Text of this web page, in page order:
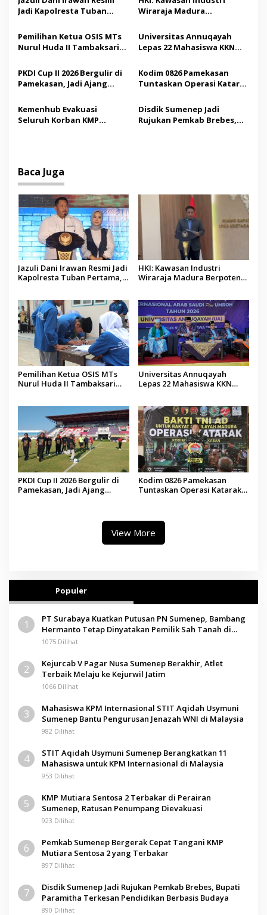
i
p
o
s
Jadi Kapolresta Tuban
Harkamtibmas
Wiraraja Madura
Pertumbuhan Ekonomi
Baru
Pemilihan Ketua OSIS MTs
Nurul Huda II Tambaksari
Demokrasi bagi Siswa
Universitas Annuqayah
Lepas 22 Mahasiswa KKN
Saudi
PKDI Cup II 2026 Bergulir di
Pamekasan, Jadi Ajang
Madura
Kodim 0826 Pamekasan
Tuntaskan Operasi Katarak
Tindakan Medis
Kemenhub Evakuasi
Seluruh Korban KMP
Disdik Sumenep Jadi
Rujukan Pemkab Brebes,
Baca Juga
Jazuli Dani Irawan Resmi Jadi
Kapolresta Tuban Pertama,
HKI: Kawasan Industri
Wiraraja Madura Berpotensi
Pemilihan Ketua OSIS MTs
Nurul Huda II Tambaksari
Universitas Annuqayah
Lepas 22 Mahasiswa KKN
PKDI Cup II 2026 Bergulir di
Pamekasan, Jadi Ajang
Kodim 0826 Pamekasan
Tuntaskan Operasi Katarak
View More
Populer
1
PT Surabaya Kuatkan Putusan PN Sumenep, Bambang
Hermanto Tetap Dinyatakan Pemilik Sah Tanah di
Pamolokan
1075 Dilihat
2
Kejurcab V Pagar Nusa Sumenep Berakhir, Atlet
Terbaik Melaju ke Kejurwil Jatim
1066 Dilihat
3
Mahasiswa KPM Internasional STIT Aqidah Usymuni
Sumenep Bantu Pengurusan Jenazah WNI di Malaysia
982 Dilihat
4
STIT Aqidah Usymuni Sumenep Berangkatkan 11
Mahasiswa untuk KPM Internasional di Malaysia
953 Dilihat
5
KMP Mutiara Sentosa 2 Terbakar di Perairan
Sumenep, Ratusan Penumpang Dievakuasi
923 Dilihat
6
Pemkab Sumenep Bergerak Cepat Tangani KMP
Mutiara Sentosa 2 yang Terbakar
897 Dilihat
7
Disdik Sumenep Jadi Rujukan Pemkab Brebes, Bupati
Paramitha Terkesan Pendidikan Berbasis Budaya
890 Dilihat